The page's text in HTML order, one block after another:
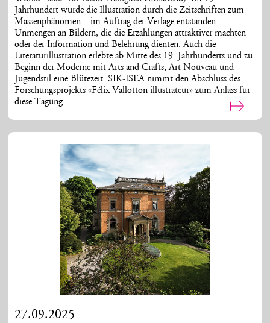
Jahrhundert wurde die Illustration durch die Zeitschriften zum
Massenphänomen – im Auftrag der Verlage entstanden
Unmengen an Bildern, die die Erzählungen attraktiver machten
oder der Information und Belehrung dienten. Auch die
Literaturillustration erlebte ab Mitte des 19. Jahrhunderts und zu
Beginn der Moderne mit Arts and Crafts, Art Nouveau und
Jugendstil eine Blütezeit. SIK-ISEA nimmt den Abschluss des
Forschungsprojekts «Félix Vallotton illustrateur» zum Anlass für
diese Tagung.
27.09.2025